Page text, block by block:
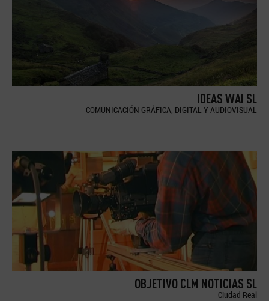
IDEAS WAI SL
COMUNICACIÓN GRÁFICA, DIGITAL Y AUDIOVISUAL
OBJETIVO CLM NOTICIAS SL
Ciudad Real